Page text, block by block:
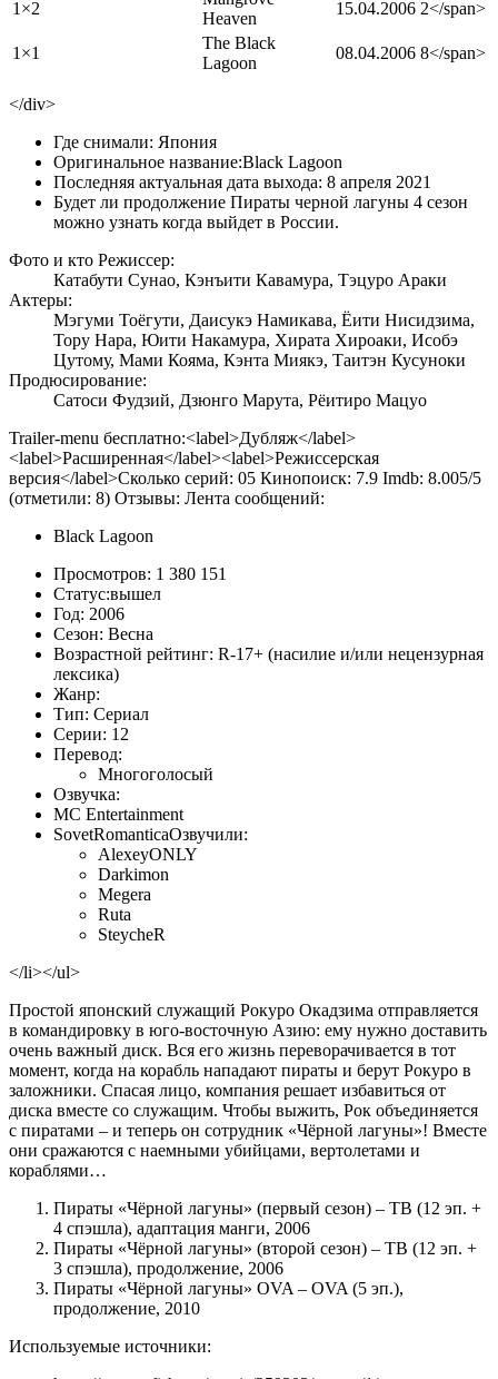
1×2
Heaven
15.04.2006 2</span>
1×1
The Black
Lagoon
08.04.2006 8</span>
</div>
Где снимали: Япония
Оригинальное название:Black Lagoon
Последняя актуальная дата выхода: 8 апреля 2021
Будет ли продолжение Пираты черной лагуны 4 сезон
можно узнать когда выйдет в России.
Фото и кто Режиссер:
Катабути Сунао, Кэнъити Кавамура, Тэцуро Араки
Актеры:
Мэгуми Тоёгути, Даисукэ Намикава, Ёити Нисидзима,
Тору Нара, Юити Накамура, Хирата Хироаки, Исобэ
Цутому, Мами Кояма, Кэнта Миякэ, Таитэн Кусуноки
Продюсирование:
Сатоси Фудзий, Дзюнго Марута, Рёитиро Мацуо
Trailer-menu бесплатно:<label>Дубляж</label>
<label>Расширенная</label><label>Режиссерская
версия</label>Сколько серий: 05 Кинопоиск: 7.9 Imdb: 8.005/5
(отметили: 8) Отзывы: Лента сообщений:
Black Lagoon
Просмотров: 1 380 151
Статус:вышел
Год: 2006
Сезон: Весна
Возрастной рейтинг: R-17+ (насилие и/или нецензурная
лексика)
Жанр:
Тип: Сериал
Серии: 12
Перевод:
Многоголосый
Озвучка:
MC Entertainment
SovetRomanticaОзвучили:
AlexeyONLY
Darkimon
Megera
Ruta
SteycheR
</li></ul>
Простой японский служащий Рокуро Окадзима отправляется
в командировку в юго-восточную Азию: ему нужно доставить
очень важный диск. Вся его жизнь переворачивается в тот
момент, когда на корабль нападают пираты и берут Рокуро в
заложники. Спасая лицо, компания решает избавиться от
диска вместе со служащим. Чтобы выжить, Рок объединяется
с пиратами – и теперь он сотрудник «Чёрной лагуны»! Вместе
они сражаются с наемными убийцами, вертолетами и
кораблями…
Пираты «Чёрной лагуны» (первый сезон) – ТВ (12 эп. +
4 спэшла), адаптация манги, 2006
Пираты «Чёрной лагуны» (второй сезон) – ТВ (12 эп. +
3 спэшла), продолжение, 2006
Пираты «Чёрной лагуны» OVA – OVA (5 эп.),
продолжение, 2010
Используемые источники: